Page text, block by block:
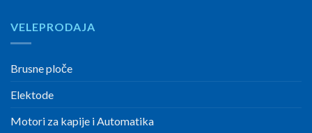
VELEPRODAJA
Brusne ploče
Elektode
Motori za kapije i Automatika